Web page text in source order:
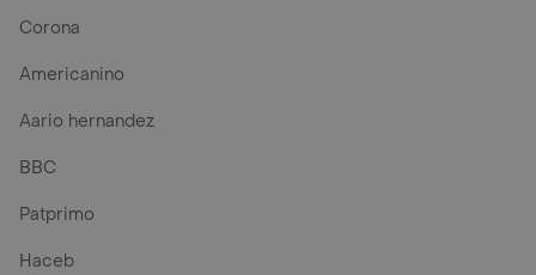
Corona
Americanino
Aario hernandez
BBC
Patprimo
Haceb